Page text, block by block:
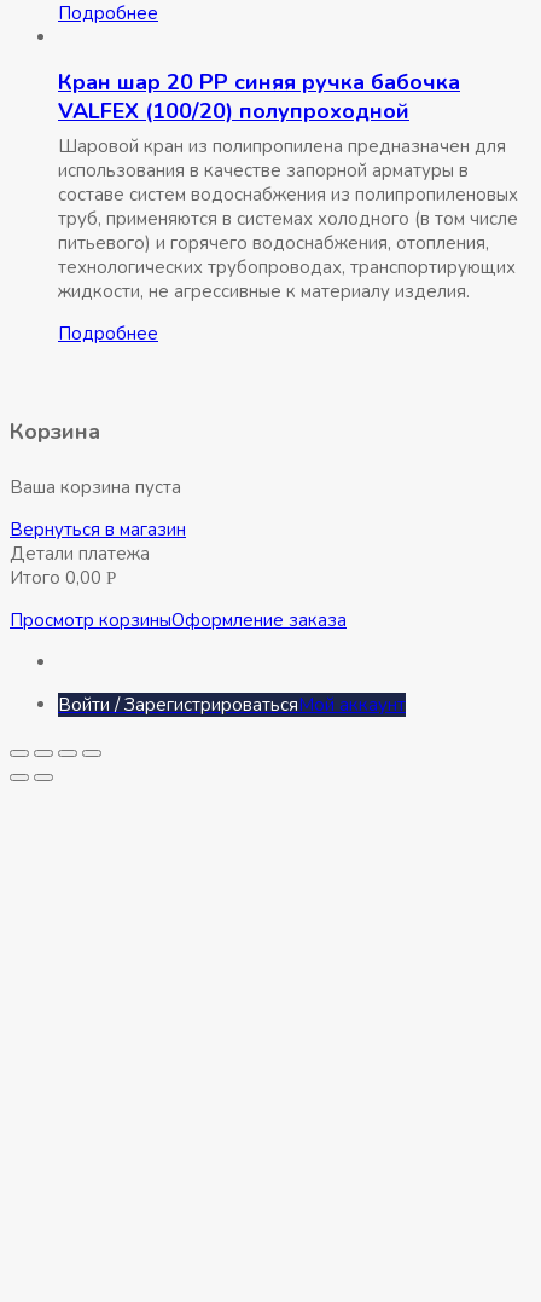
Подробнее
Кран шар 20 РР синяя ручка бабочка
VALFEX (100/20) полупроходной
Шаровой кран из полипропилена предназначен для
использования в качестве запорной арматуры в
составе систем водоснабжения из полипропиленовых
труб, применяются в системах холодного (в том числе
питьевого) и горячего водоснабжения, отопления,
технологических трубопроводах, транспортирующих
жидкости, не агрессивные к материалу изделия.
Подробнее
Корзина
Ваша корзина пуста
Вернуться в магазин
Детали платежа
Итого 0,00 Р
Просмотр корзиныОформление заказа
Войти / ЗарегистрироватьсяМой аккаунт